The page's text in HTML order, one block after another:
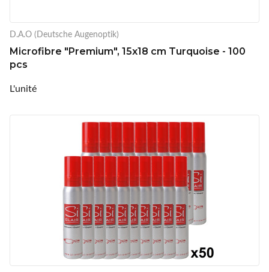
D.A.O (Deutsche Augenoptik)
Microfibre "Premium", 15x18 cm Turquoise - 100
pcs
L'unité